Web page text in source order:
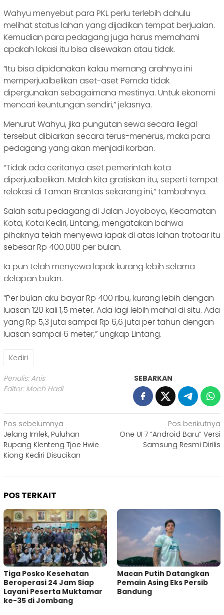
Wahyu menyebut para PKL perlu terlebih dahulu
melihat status lahan yang dijadikan tempat berjualan.
Kemudian para pedagang juga harus memahami
apakah lokasi itu bisa disewakan atau tidak.
“Itu bisa dipidanakan kalau memang arahnya ini
memperjualbelikan aset-aset Pemda tidak
dipergunakan sebagaimana mestinya. Untuk ekonomi
mencari keuntungan sendiri,” jelasnya.
Menurut Wahyu, jika pungutan sewa secara ilegal
tersebut dibiarkan secara terus-menerus, maka para
pedagang yang akan menjadi korban.
“Tidak ada ceritanya aset pemerintah kota
diperjualbelikan. Malah kita gratiskan itu, seperti tempat
relokasi di Taman Brantas sekarang ini,” tambahnya.
Salah satu pedagang di Jalan Joyoboyo, Kecamatan
Kota, Kota Kediri, Lintang, mengatakan bahwa
pihaknya telah menyewa lapak di atas lahan trotoar itu
sebesar Rp 400.000 per bulan.
Ia pun telah menyewa lapak kurang lebih selama
delapan bulan.
“Per bulan aku bayar Rp 400 ribu, kurang lebih dengan
luasan 120 kali 1,5 meter. Ada lagi lebih mahal di situ. Ada
yang Rp 5,3 juta sampai Rp 6,6 juta per tahun dengan
luasan sampai 6 meter,” ungkap Lintang.
Kediri
Penulis: Anis
Editor: Moch Hadi
SEBARKAN
Navigasi
pos
Pos sebelumnya
Jelang Imlek, Puluhan
Rupang Klenteng Tjoe Hwie
Kiong Kediri Disucikan
Pos berikutnya
One UI 7 “Android Baru” Versi
Samsung Resmi Dirilis
POS TERKAIT
Tiga Posko Kesehatan
Beroperasi 24 Jam Siap
Layani Peserta Muktamar
ke-35 di Jombang
Macan Putih Datangkan
Pemain Asing Eks Persib
Bandung